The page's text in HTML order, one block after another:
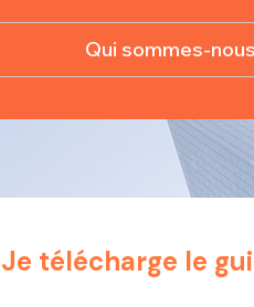
Qui sommes-
Je télécharge le